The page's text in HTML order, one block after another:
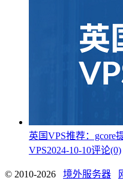
英国VPS推荐：gcore
VPS2024-10-10评论(0)
© 2010-2026 境外服务器